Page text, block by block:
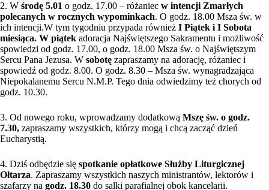
2. W środę 5.01 o godz. 17.00 – różaniec w intencji Zmarłych
polecanych w rocznych wypominkach. O godz. 18.00 Msza św. w
ich intencji.W tym tygodniu przypada również I Piątek i I Sobota
miesiąca. W piątek adoracja Najświętszego Sakramentu i możliwość
spowiedzi od godz. 17.00, o godz. 18.00 Msza św. o Najświętszym
Sercu Pana Jezusa. W sobotę zapraszamy na adorację, różaniec i
spowiedź od godz. 8.00. O godz. 8.30 – Msza św. wynagradzająca
Niepokalanemu Sercu N.M.P. Tego dnia odwiedzimy też chorych od
godz. 10.30.
3. Od nowego roku, wprowadzamy dodatkową Mszę św. o godz.
7.30, zapraszamy wszystkich, którzy mogą i chcą zacząć dzień
Eucharystią.
4. Dziś odbędzie się spotkanie opłatkowe Służby Liturgicznej
Ołtarza. Zapraszamy wszystkich naszych ministrantów, lektorów i
szafarzy na godz. 18.30 do salki parafialnej obok kancelarii.